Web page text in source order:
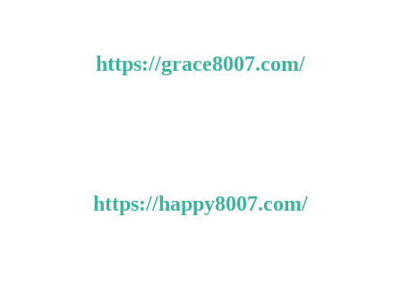
https://grace8007.com/
https://happy8007.com/